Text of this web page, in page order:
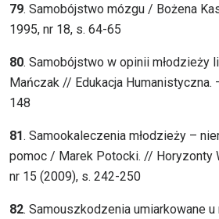
79. Samobójstwo mózgu / Bożena
1995, nr 18, s. 64-65
80. Samobójstwo w opinii młodzieży
Mańczak // Edukacja Humanistyczna.
148
81. Samookaleczenia młodzieży –
pomoc / Marek Potocki. // Horyzonty
nr 15 (2009), s. 242-250
82. Samouszkodzenia umiarkowane